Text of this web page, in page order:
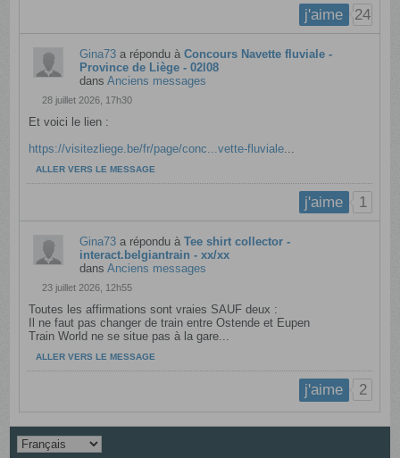
j'aime 24
Gina73 a répondu àConcours Navette fluviale -
Province de Liège - 02l08
dansAnciens messages
28 juillet 2026, 17h30
Et voici le lien :
https://visitezliege.be/fr/page/conc...vette-fluviale...
ALLER VERS LE MESSAGE
j'aime 1
Gina73 a répondu àTee shirt collector -
interact.belgiantrain - xx/xx
dansAnciens messages
23 juillet 2026, 12h55
Toutes les affirmations sont vraies SAUF deux :
Il ne faut pas changer de train entre Ostende et Eupen
Train World ne se situe pas à la gare...
ALLER VERS LE MESSAGE
j'aime 2